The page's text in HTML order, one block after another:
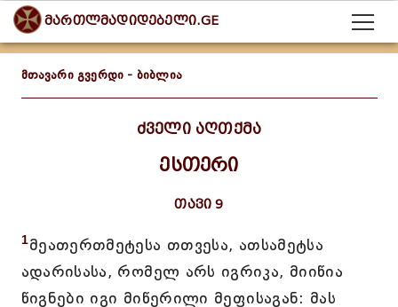
მართლმადიდებელი.GE
მთავარი გვერდი - ბიბლია
ძველი აღთქმა
ესთერი
თავი 9
1მეათერთმეტესა თთვესა, ათსამეტსა
ადარისასა, რომელ არს იგრიკა, მიიწია
წიგნები იგი მიწერილი მეფისაგან: მას